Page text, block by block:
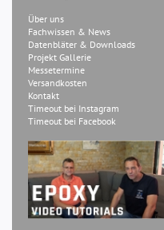
Über uns
Fachwissen & News
Datenbläter & Downloads
Projekt Gallerie
Messetermine
Versandkosten
Kontakt
Timeout bei Instagram
Timeout bei Facebook